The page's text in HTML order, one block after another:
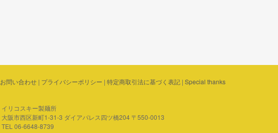
お問い合わせ | プライバシーポリシー | 特定商取引法に基づく表記 | Special thanks
イリコスキー製麺所
大阪市西区新町1-31-3 ダイアパレス四ツ橋204 〒550-0013
TEL 06-6648-8739